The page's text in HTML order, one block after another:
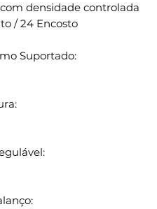
densidade controlada
/ 24 Encosto
Suportado: